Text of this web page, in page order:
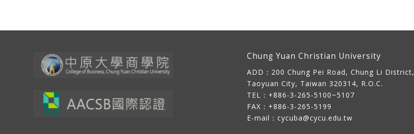
Chung Yuan Christian University
ADD： 200 Chung Pei Road, Chung Li District,
Taoyuan City, Taiwan 320314, R.O.C.
TEL：+886-3-265-5100~5107
FAX：+886-3-265-5199
E-mail： cycuba@cycu.edu.tw